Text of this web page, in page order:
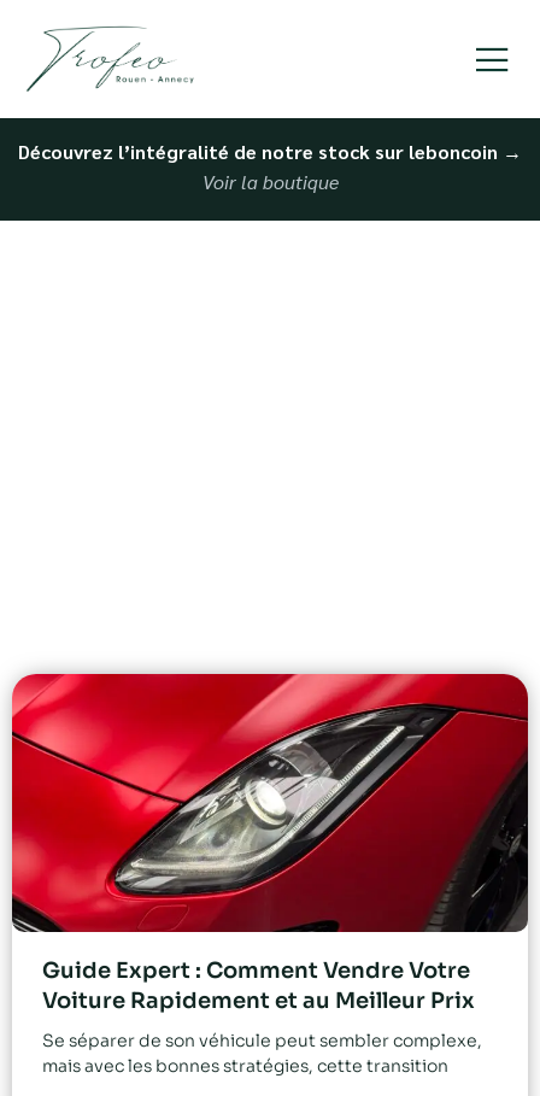
Découvrez l’intégralité de notre stock sur leboncoin →
Voir la boutique
Guide Expert : Comment Vendre Votre
Voiture Rapidement et au Meilleur Prix
Se séparer de son véhicule peut sembler complexe,
mais avec les bonnes stratégies, cette transition